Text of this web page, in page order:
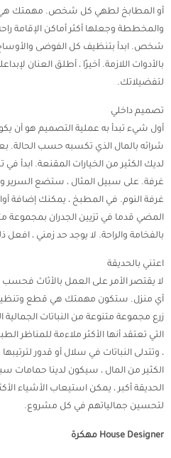
أو المطابخ لطهي كل شخص. مهمتك هي
والمخططة وجعلها أكثر أماكن الإقامة
شخص. ابدأ بتنظيف كل الفوضى
بالأدوات اللازمة. أخيرًا ، أطلق العنان
لتفضيلاتك.
تصميم داخلي
أول شيء تبدأ به عملية التصميم هو أن
شرائه بالمال الذي تكسبه حسب الحالة.
لديك الكثير من الخيارات المقنعة. ابدأ
غرفة. على سبيل المثال ، ستضع السرير
غرفة النوم. في المطبخ ، يمكنك إضافة
المضي قدما في تزيين الجدران بمجموعة
بالفخامة والراحة. لا يوجد حد زمني ،
اعتني بالحديقة
لا يقتصر الأمر على العمل بالأثاث
أي منزل. ستكون مهمتك هي قطع
زرع مجموعة متنوعة من النباتات
التي تعتقد أنها الأكثر ملاءمة للمناظر
، وتتدلى النباتات في سلال أو قدور
الكثير من المال ، سيكون لدينا حمامات
الحديقة أكبر ، يمكن استيعاب الأشياء
لتحسين جمالياتهم في كل مشروع.
House Designer مهكرة